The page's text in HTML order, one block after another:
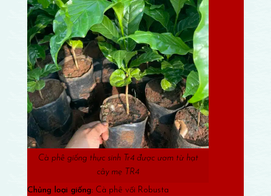
Cà phê giống thực sinh Tr4 được ươm từ hạt
cây mẹ TR4
Chủng loại giống: Cà phê vối Robusta